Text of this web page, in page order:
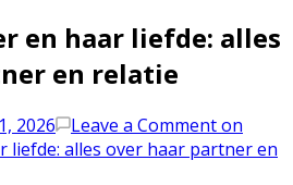
en haar liefde: alles
en relatie
2026 Leave a Commenton
liefde: alles over haar partner en